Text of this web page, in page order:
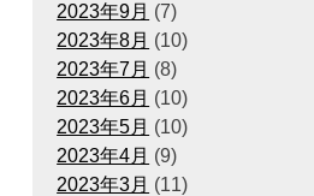
2023年9月 (7)
2023年8月 (10)
2023年7月 (8)
2023年6月 (10)
2023年5月 (10)
2023年4月 (9)
2023年3月 (11)